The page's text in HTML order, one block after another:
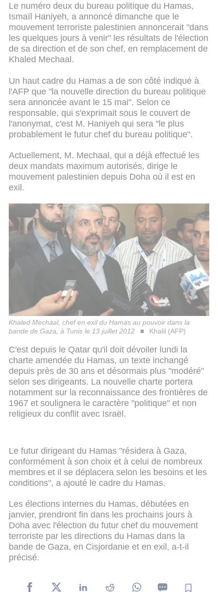
Le numéro deux du bureau politique du Hamas,
Ismaïl Haniyeh, a annoncé dimanche que le
mouvement terroriste palestinien annoncerait "dans
les quelques jours à venir" les résultats de l'élection
de sa direction et de son chef, en remplacement de
Khaled Mechaal.
Un haut cadre du Hamas a de son côté indiqué à
l'AFP que "la nouvelle direction du bureau politique
sera annoncée avant le 15 mai". Selon ce
responsable, qui s'exprimait sous le couvert de
l'anonymat, c'est M. Haniyeh qui sera "le plus
probablement le futur chef du bureau politique".
Actuellement, M. Mechaal, qui a déjà effectué les
deux mandats maximum autorisés, dirige le
mouvement palestinien depuis Doha où il est en
exil.
Khaled Mechaal, chef en exil du Hamas au pouvoir dans la
bande de Gaza, à Tunis le 13 juillet 2012
Khalil (AFP)
C'est depuis le Qatar qu'il doit dévoiler lundi la
charte amendée du Hamas, un texte inchangé
depuis près de 30 ans et désormais plus "modéré"
selon ses dirigeants. La nouvelle charte portera
notamment sur la reconnaissance des frontières de
1967 et soulignera le caractère "politique" et non
religieux du conflit avec Israël.
Le futur dirigeant du Hamas "résidera à Gaza,
conformément à son choix et à celui de nombreux
membres et il se déplacera selon les besoins et les
conditions", a ajouté le cadre du Hamas.
Les élections internes du Hamas, débutées en
janvier, prendront fin dans les prochains jours à
Doha avec l'élection du futur chef du mouvement
terroriste par les directions du Hamas dans la
bande de Gaza, en Cisjordanie et en exil, a-t-il
précisé.